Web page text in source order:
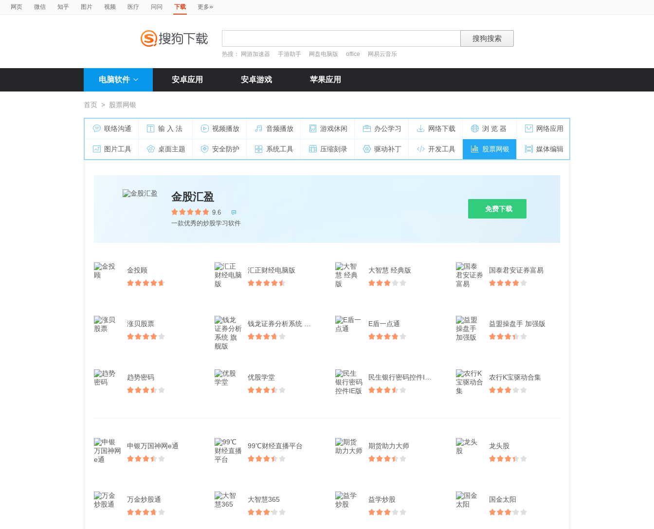
网页 微信 知乎 图片 视频 医疗 问问 下载 更多»
热搜： 网游加速器 手游助手 网盘电脑版 office 网易云音乐
电脑软件 安卓应用 安卓游戏 苹果应用
首页 > 股票网银
联络沟通 输 入 法 视频播放 音频播放 游戏休闲 办公学习 网络下载 浏 览 器 网络应用
图片工具 桌面主题 安全防护 系统工具 压缩刻录 驱动补丁 开发工具 股票网银 媒体编辑
金股汇盈
9.6 
一款优秀的炒股学习软件
免费下载
金投顾 汇正财经电脑版 大智慧 经典版 国泰君安证券富易
涨贝股票 E盾一点通 益盟操盘手 加强版
趋势密码 优股学堂 农行K宝驱动合集
申银万国神网e通 99℃财经直播平台 期货助力大师 龙头股
万金炒股通 大智慧365 益学炒股 国金太阳